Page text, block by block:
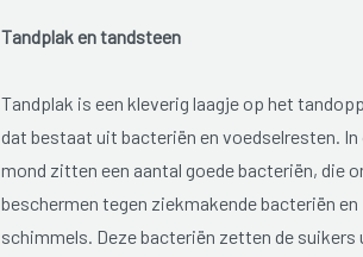
Tandplak en tandsteen
Tandplak is een kleverig laagje op het
dat bestaat uit bacteriën en voedselresten. In
mond zitten een aantal goede bacteriën, die
beschermen tegen ziekmakende bacteriën en
schimmels. Deze bacteriën zetten de suikers